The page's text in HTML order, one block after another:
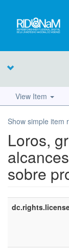
View Item
Show simple item
Loros,
sobre